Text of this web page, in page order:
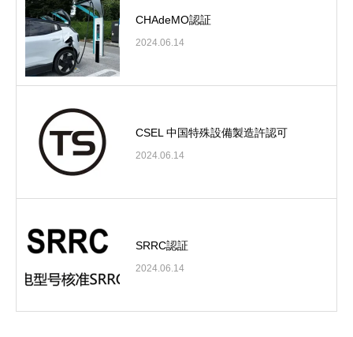
CHAdeMO認証
2024.06.14
CSEL 中国特殊設備製造許認可
2024.06.14
SRRC認証
2024.06.14